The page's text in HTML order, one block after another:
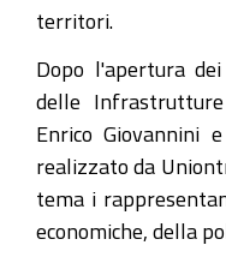
19T10:00:00+02:00
2021-
05-
19T12:30:00+02:00
territori.
Dopo l'apertura
delle
Enrico Giovannini
realizzato da
tema i
economiche, della